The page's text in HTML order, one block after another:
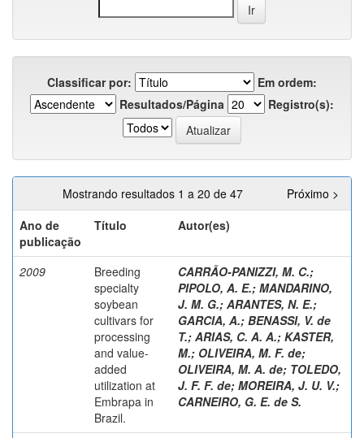
Classificar por:
Em ordem:
Resultados/Página
Registro(s):
Mostrando resultados 1 a 20 de 47
Próximo >
Ano de
publicação
Título Autor(es)
2009
Breeding
specialty
soybean
cultivars for
processing
and value-
added
utilization at
Embrapa in
Brazil.
CARRÃO-PANIZZI, M. C.;
PIPOLO, A. E.; MANDARINO,
J. M. G.; ARANTES, N. E.;
GARCIA, A.; BENASSI, V. de
T.; ARIAS, C. A. A.; KASTER,
M.; OLIVEIRA, M. F. de;
OLIVEIRA, M. A. de; TOLEDO,
J. F. F. de; MOREIRA, J. U. V.;
CARNEIRO, G. E. de S.